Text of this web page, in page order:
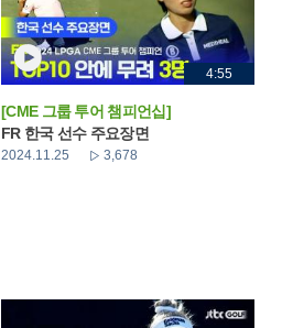
4:55
[CME 그룹 투어 챔피언십]
FR 한국 선수 주요장면
2024.11.25 3,678